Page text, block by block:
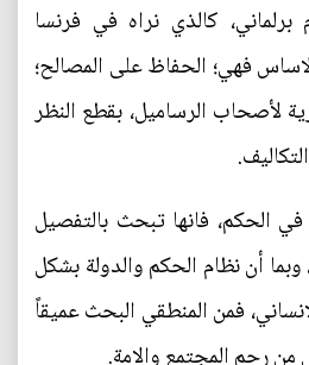
برلماني، كالذي نراه في فرنسا
فهي؛ الحفاظ على المصالح؛
لأصحاب الرساميل، بقطع النظر
في الحكم، فانها تبحث بالتفصيل
وبما أن نظام الحكم والدولة بشكل
فمن المنطقي البحث عميقاً
رحم المجتمع والامة.